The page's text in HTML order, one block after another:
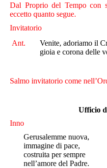
Dal Proprio del Tempo con
eccetto quanto segue.
Invitatorio
Ant.
Venite, adoriamo il
gioia e corona delle
Salmo invitatorio come
Ufficio
Inno
Gerusalemme nuova,
immagine di pace,
costruita per sempre
nell’amore del Padre.